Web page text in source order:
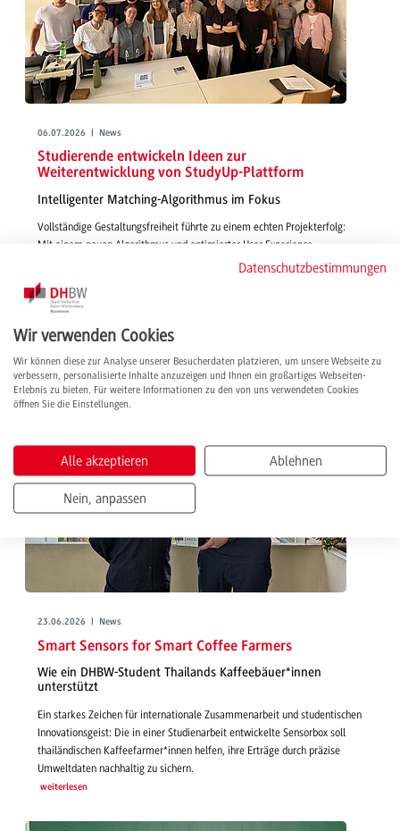
06.07.2026 | News
Studierende entwickeln Ideen zur
Weiterentwicklung von StudyUp-Plattform
Intelligenter Matching-Algorithmus im Fokus
Vollständige Gestaltungsfreiheit führte zu einem echten Projekterfolg:
Mit einem neuen Algorithmus und optimierter User Experience
gestalteten Studierende in Wirtschaftsinformatik - IMBIT funktionsfähige,
smarte und passgenaue Features für die Vermittlung von Studienplätzen
über StudyUp.
23.06.2026 | News
Smart Sensors for Smart Coffee Farmers
Wie ein DHBW-Student Thailands Kaffeebäuer*innen
unterstützt
Ein starkes Zeichen für internationale Zusammenarbeit und studentischen
Innovationsgeist: Die in einer Studienarbeit entwickelte Sensorbox soll
thailändischen Kaffeefarmer*innen helfen, ihre Erträge durch präzise
Umweltdaten nachhaltig zu sichern.
weiterlesen
Datenschutzbestimmungen
Wir verwenden Cookies
Wir können diese zur Analyse unserer Besucherdaten platzieren, um unsere Webseite zu
verbessern, personalisierte Inhalte anzuzeigen und Ihnen ein großartiges Webseiten-
Erlebnis zu bieten. Für weitere Informationen zu den von uns verwendeten Cookies
öffnen Sie die Einstellungen.
Alle akzeptieren Ablehnen
Nein, anpassen